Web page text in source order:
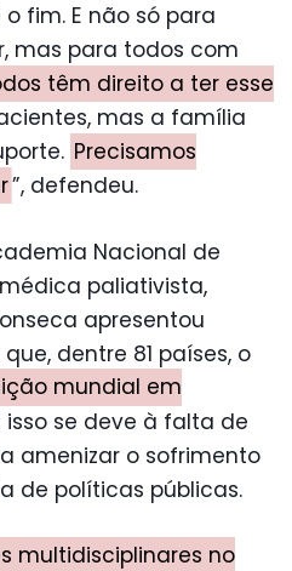
fim. E não só para
mas para todos com
têm direito a ter esse
mas a família
Precisamos
”, defendeu.
Nacional de
paliativista,
apresentou
dentre 81 países, o
mundial em
isso se deve à falta de
amenizar o sofrimento
de políticas públicas.
multidisciplinares no